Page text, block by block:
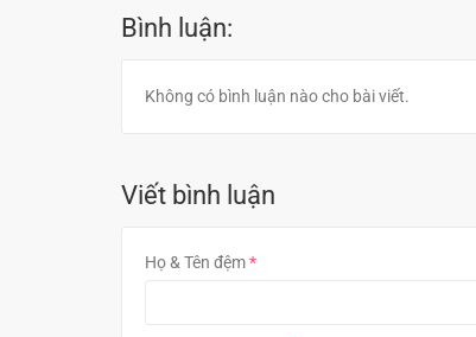
Bình luận:
Không có bình luận nào cho bài viết.
Viết bình luận
Họ & Tên đệm